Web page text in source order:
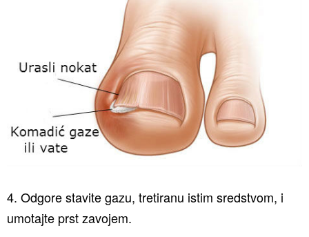
4. Odgore stavite gazu, tretiranu istim sredstvom, i
umotajte prst zavojem.